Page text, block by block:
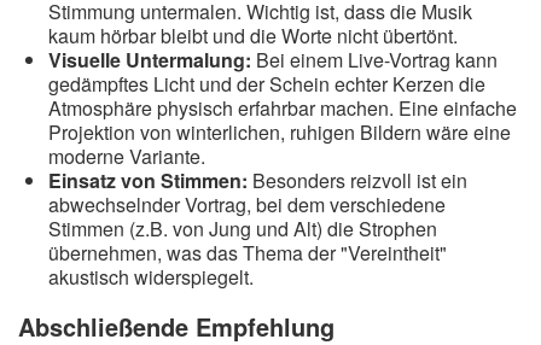
Stimmung untermalen. Wichtig ist, dass die Musik
kaum hörbar bleibt und die Worte nicht übertönt.
Visuelle Untermalung: Bei einem Live-Vortrag kann
gedämpftes Licht und der Schein echter Kerzen die
Atmosphäre physisch erfahrbar machen. Eine einfache
Projektion von winterlichen, ruhigen Bildern wäre eine
moderne Variante.
Einsatz von Stimmen: Besonders reizvoll ist ein
abwechselnder Vortrag, bei dem verschiedene
Stimmen (z.B. von Jung und Alt) die Strophen
übernehmen, was das Thema der "Vereintheit"
akustisch widerspiegelt.
Abschließende Empfehlung